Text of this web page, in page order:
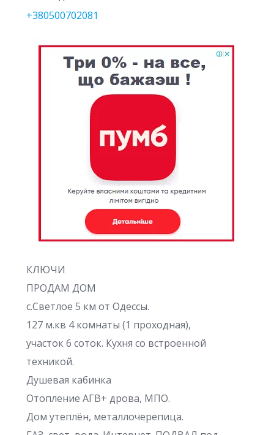
+380500702081
КЛЮЧИ
ПРОДАМ ДОМ
с.Светлое 5 км от Одессы.
127 м.кв 4 комнаты (1 проходная),
участок 6 соток. Кухня со встроенной
техникой.
Душевая кабинка
Отопление АГВ+ дрова, МПО.
Дом утеплён, металлочерепица.